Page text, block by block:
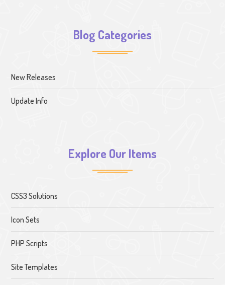
Blog Categories
New Releases
Update Info
Explore Our Items
CSS3 Solutions
Icon Sets
PHP Scripts
Site Templates